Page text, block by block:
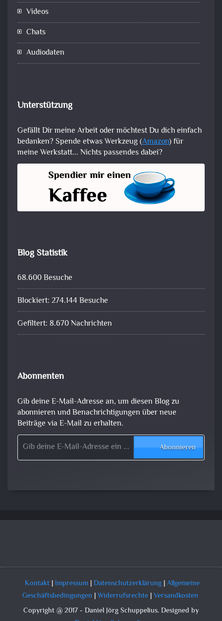
Videos
Chats
Audiodaten
Unterstützung
Gefällt Dir meine Arbeit oder möchtest Du dich einfach
bedanken? Spende etwas Werkzeug (Amazon) für
meine Werkstatt... Nichts passendes dabei?
Blog Statistik
68.600 Besuche
Blockiert: 274.144 Besuche
Gefiltert: 8.670 Nachrichten
Abonnenten
Gib deine E-Mail-Adresse an, um diesen Blog zu
abonnieren und Benachrichtigungen über neue
Beiträge via E-Mail zu erhalten.
Gib deine E-Mail-Adresse ein ...
Abonnieren
Kontakt| Impressum|Datenschutzerklärung|Allgemeine
Geschäftsbedingungen |Widerrufsrechte|Versandkosten
Copyright @ 2017 - Daniel Jörg Schuppelius. Designed by